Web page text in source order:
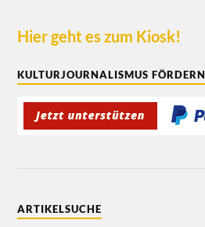
Hier geht es zum Kiosk!
KULTURJOURNALISMUS FÖRDERN
ARTIKELSUCHE